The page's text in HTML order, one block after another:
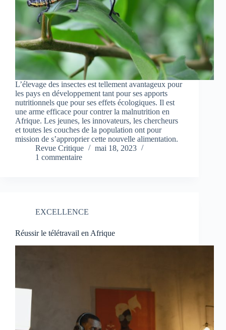
L’élevage des insectes est tellement avantageux pour
les pays en développement tant pour ses apports
nutritionnels que pour ses effets écologiques. Il est
une arme efficace pour contrer la malnutrition en
Afrique. Les jeunes, les innovateurs, les chercheurs
et toutes les couches de la population ont pour
mission de s’approprier cette nouvelle alimentation.
Revue Critique
mai 18, 2023
1 commentaire
EXCELLENCE
Réussir le télétravail en Afrique